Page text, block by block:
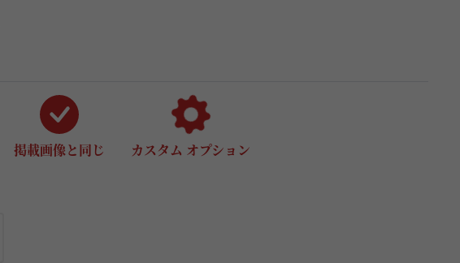
掲載画像と同じ カスタム オプション